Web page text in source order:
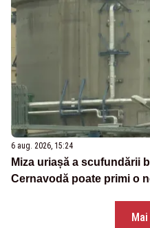
6 aug. 2026, 15:24
Miza uriașă a scufundării
Cernavodă poate primi o